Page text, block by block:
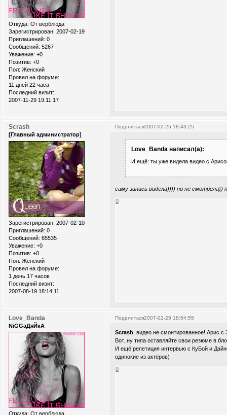
Откуда: От верблюда
Зарегистрирован: 2007-02-19
Приглашений: 0
Сообщений: 5267
Уважение: +0
Позитив: +0
Пол: Женский
Провел на форуме:
11 дней 22 часа
Последний визит:
2007-11-29 19:11:17
Поделиться2007-02-25 18:43:25
Scrash
[Главный администратор]
Зарегистрирован: 2007-02-10
Приглашений: 0
Сообщений: 65535
Уважение: +0
Позитив: +0
Пол: Женский
Провел на форуме:
1 день 17 часов
Последний визит:
2007-08-19 18:14:11
Love_Banda написал(а):
И ещё: ты уже видела видео с
саму запись видела)))) но не
0
Поделиться2007-02-25 18:54:55
Love_Banda
NiGGaДяЙкА
Откуда: От верблюда
Scrash , видео не смонтированное! Арис
Вот..ну типа оставляйте свои резюме в
И ещё репетиция интервью с КуБой и
одинокие из актёров)
0